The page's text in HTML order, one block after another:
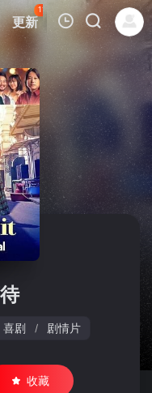
更新
117
热榜 APP
喜剧 / 剧情片
收藏